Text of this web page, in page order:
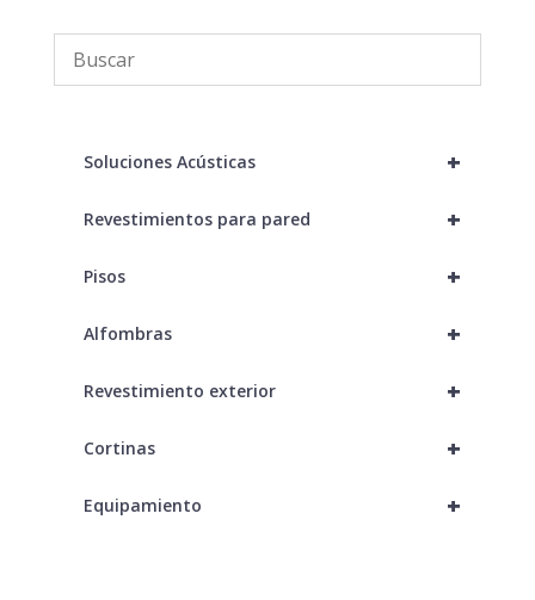
+
Soluciones Acústicas
+
Revestimientos para pared
+
Pisos
+
Alfombras
+
Revestimiento exterior
+
Cortinas
+
Equipamiento